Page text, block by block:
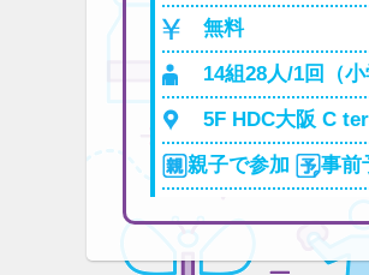
無料
14組28人/1回（
5F HDC大阪 C
親子で参加
事前